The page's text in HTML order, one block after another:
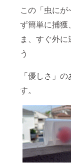
この「虫にが
ず簡単に捕獲
ま、すぐ外
う
「優しさ」
す。